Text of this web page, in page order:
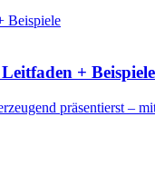
+ Beispiele
präsentierst –